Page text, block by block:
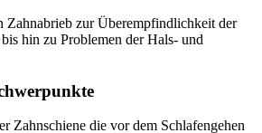
Zahnabrieb zur Überempfindlichkeit der
hin zu Problemen der Hals- und
Zahnschiene die vor dem Schlafengehen